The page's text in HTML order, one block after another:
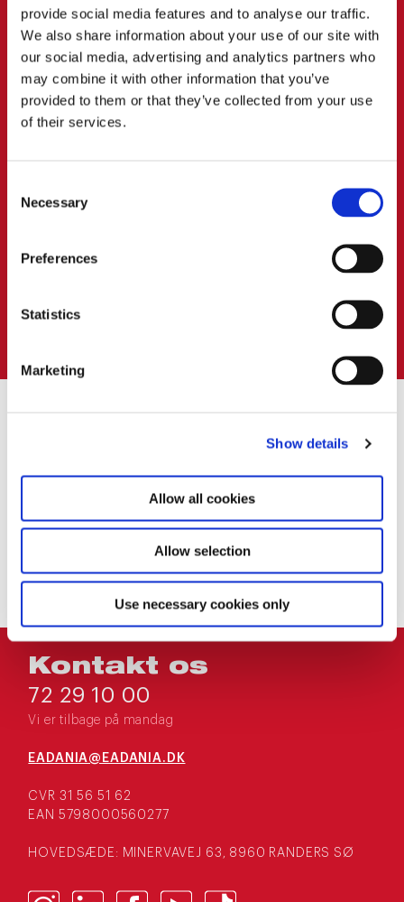
provide social media features and to analyse our traffic.
We also share information about your use of our site with
our social media, advertising and analytics partners who
may combine it with other information that you’ve
provided to them or that they’ve collected from your use
of their services.
Selection
Necessary
Preferences
Statistics
Marketing
Show details
Allow all cookies
Allow selection
Use necessary cookies only
Hybride og online
deltidsuddannelser
Hjalp denne side dig?
Kontakt os
72 29 10 00
Vi er tilbage på mandag
EADANIA@EADANIA.DK
CVR 31 56 51 62
EAN 5798000560277
HOVEDSÆDE: MINERVAVEJ 63, 8960 RANDERS SØ